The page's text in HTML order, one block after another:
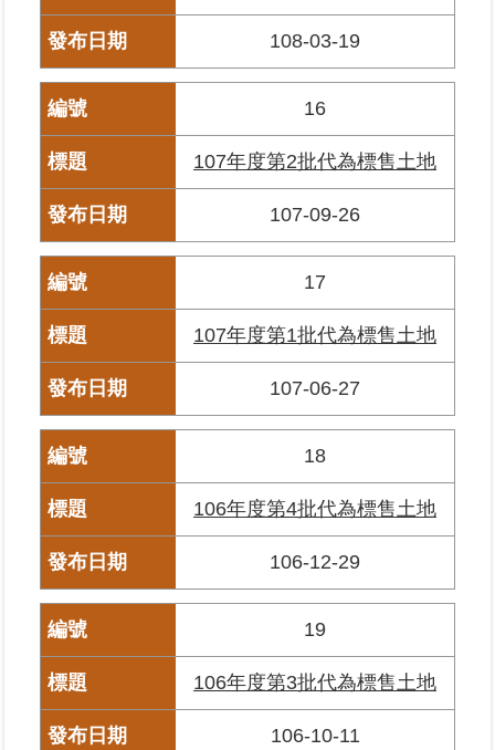
資
料
開
放
宣
108-03-19
16
107年度第2批代為標售土地
107-09-26
17
107年度第1批代為標售土地
107-06-27
18
106年度第4批代為標售土地
106-12-29
19
106年度第3批代為標售土地
106-10-11